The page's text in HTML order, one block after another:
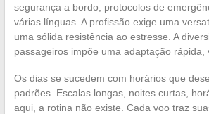
segurança a bordo, protocolos de
várias línguas. A profissão exige uma
uma sólida resistência ao estresse. A
passageiros impõe uma adaptação rápida,
Os dias se sucedem com horários que
padrões. Escalas longas, noites curtas,
aqui, a rotina não existe. Cada voo traz